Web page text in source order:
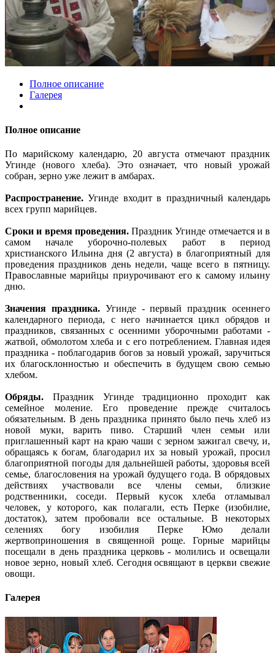
Полное описание
Галерея
Полное описание
По марийскому календарю, 20 августа отмечают праздник
Угинде (нового хлеба). Это означает, что новый урожай
собран, зерно уже лежит в амбарах.
Распространение.Угинде входит в праздничный календарь
всех групп марийцев.
Сроки и время проведения.Праздник Угинде отмечается и в
самом начале уборочно-полевых работ в период
христианского Ильина дня (2 августа) в благоприятный для
проведения праздников день недели, чаще всего в пятницу.
Православные марийцы приурочивают его к самому ильину
дню.
Значения праздника.Угинде - первый праздник осеннего
календарного периода, с него начинается цикл обрядов и
праздников, связанных с осенними уборочными работами -
жатвой, обмолотом хлеба и с его потреблением. Главная идея
праздника - поблагодарив богов за новый урожай, заручиться
их благосклонностью и обеспечить в будущем свою семью
хлебом.
Обряды. Праздник Угинде традиционно проходит как
семейное моление. Его проведение прежде считалось
обязательным. В день праздника принято было печь хлеб из
новой муки, варить пиво. Старший член семьи или
приглашенный карт на краю чаши с зерном зажигал свечу, и,
обращаясь к богам, благодарил их за новый урожай, просил
благоприятной погоды для дальнейшей работы, здоровья всей
семье, благословения на урожай будущего года. В обрядовых
действиях участвовали все члены семьи, близкие
родственники, соседи. Первый кусок хлеба отламывал
человек, у которого, как полагали, есть Перке (изобилие,
достаток), затем пробовали все остальные. В некоторых
селениях богу изобилия Перке Юмо делали
жертвоприношения в священной роще. Горные марийцы
посещали в день праздника церковь - молились и освещали
новое зерно, новый хлеб. Сегодня освящают в церкви свежие
овощи.
Галерея